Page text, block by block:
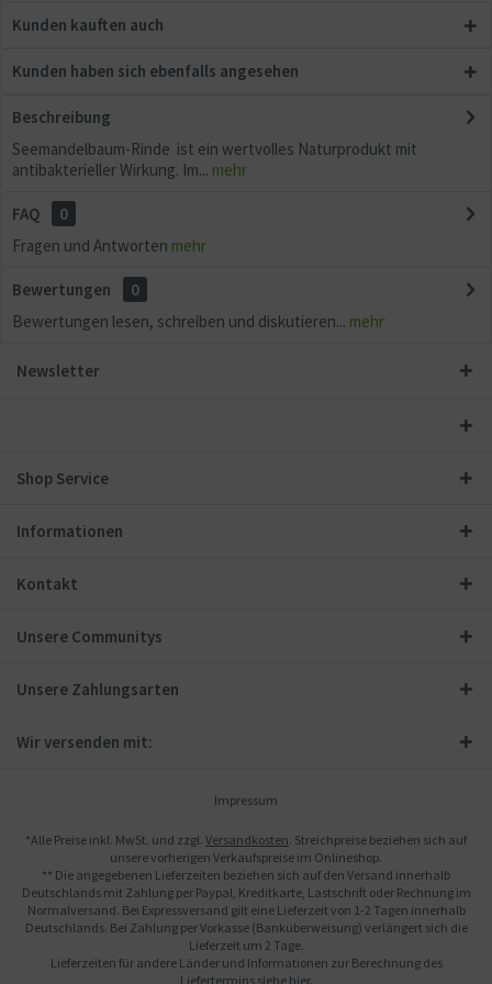
Kunden kauften auch
Kunden haben sich ebenfalls angesehen
Beschreibung
Seemandelbaum-Rinde ist ein wertvolles Naturprodukt mit
antibakterieller Wirkung. Im... mehr
FAQ
0
Fragen und Antworten mehr
Bewertungen
0
Bewertungen lesen, schreiben und diskutieren... mehr
Newsletter
Shop Service
Informationen
Kontakt
Unsere Communitys
Unsere Zahlungsarten
Wir versenden mit:
Impressum
*Alle Preise inkl. MwSt. und zzgl. Versandkosten. Streichpreise beziehen sich auf
unsere vorherigen Verkaufspreise im Onlineshop.
** Die angegebenen Lieferzeiten beziehen sich auf den Versand innerhalb
Deutschlands mit Zahlung per Paypal, Kreditkarte, Lastschrift oder Rechnung im
Normalversand. Bei Expressversand gilt eine Lieferzeit von 1-2 Tagen innerhalb
Deutschlands. Bei Zahlung per Vorkasse (Banküberweisung) verlängert sich die
Lieferzeit um 2 Tage.
Lieferzeiten für andere Länder und Informationen zur Berechnung des
Liefertermins siehe hier.